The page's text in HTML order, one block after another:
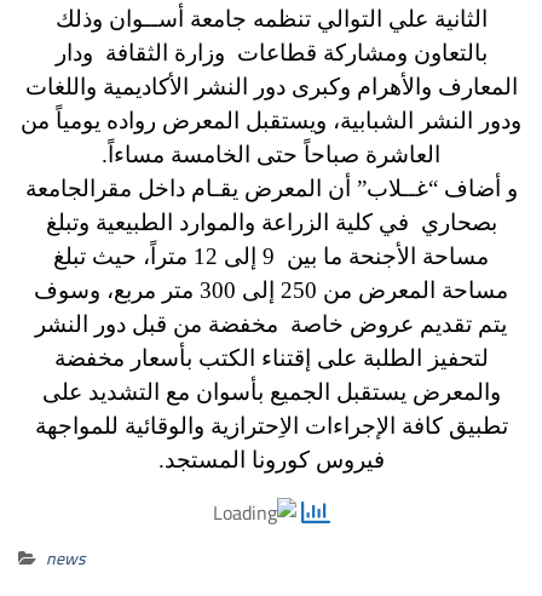
الثانية علي التوالي تنظمه جامعة أســوان وذلك
بالتعاون ومشاركة قطاعات وزارة الثقافة ودار
المعارف والأهرام وكبرى دور النشر الأكاديمية واللغات
ودور النشر الشبابية، ويستقبل المعرض رواده يومياً من
العاشرة صباحاً حتى الخامسة مساءاً.
و أضاف “غــلاب” أن المعرض يقـام داخل مقرالجامعة
بصحاري في كلية الزراعة والموارد الطبيعية وتبلغ
مساحة الأجنحة ما بين 9 إلى 12 متراً، حيث تبلغ
مساحة المعرض من 250 إلى 300 متر مربع، وسوف
يتم تقديم عروض خاصة مخفضة من قبل دور النشر
لتحفيز الطلبة على إقتناء الكتب بأسعار مخفضة
والمعرض يستقبل الجميع بأسوان مع التشديد على
تطبيق كافة الإجراءات الاِحترازية والوقائية للمواجهة
فيروس كورونا المستجد.
news